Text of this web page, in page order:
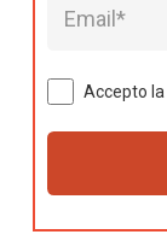
Accepto la